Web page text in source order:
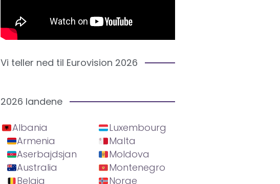
Vi teller ned til Eurovision 2026
2026 landene
Albania
Armenia
Aserbajdsjan
Australia
Belgia
Luxembourg
Malta
Moldova
Montenegro
Norge